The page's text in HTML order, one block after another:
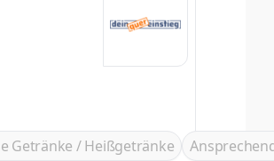
Getränke / Heißgetränke